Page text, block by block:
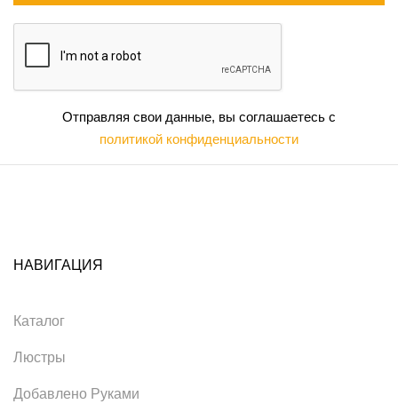
Отправляя свои данные, вы соглашаетесь с
политикой конфиденциальности
НАВИГАЦИЯ
Каталог
Люстры
Добавлено Руками